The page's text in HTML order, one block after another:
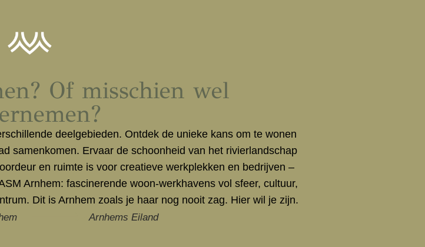
Of misschien wel
deelgebieden. Ontdek de unieke kans om te wonen
samenkomen. Ervaar de schoonheid van het rivierlandschap
en ruimte is voor creatieve werkplekken en bedrijven –
Arnhem: fascinerende woon-werkhavens vol sfeer, cultuur,
Dit is Arnhem zoals je haar nog nooit zag. Hier wil je zijn.
Arnhems Eiland